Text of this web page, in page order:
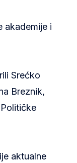
akademije i
Srećko
Breznik,
aktualne